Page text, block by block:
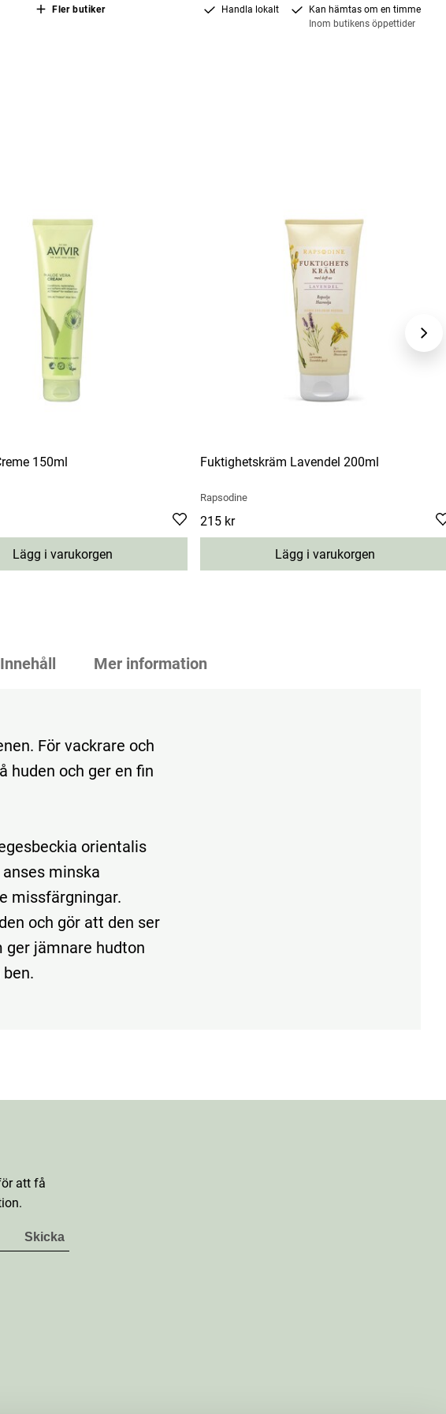
Fler butiker Handla lokalt
Kan hämtas om en timme
Inom butikens öppettider
150ml
Lägg i varukorgen
Fuktighetskräm Lavendel 200ml
Rapsodine
Pris:215 kr
215 kr
Lägg i varukorgen
Innehåll Mer information
För vackrare och
huden och ger en fin
orientalis
minska
missfärgningar.
och gör att den ser
jämnare hudton
att få